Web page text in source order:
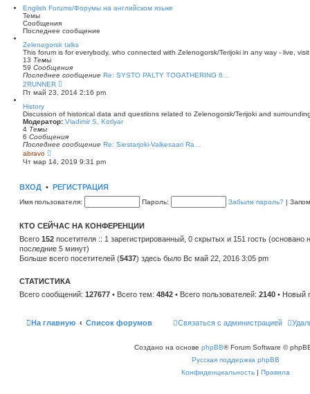
н
е
у
с
о
б
щ
е
н
и
ю
й
и
к
п
о
с
е
д
н
е
с
о
б
щ
н
English Forums/Форумы на английском языке
Темы
Сообщения
Последнее сообщение
Zelenogorsk talks
This forum is for everybody, who connected with Zelenogorsk/Terijoki in any way - live,
13 Темы
59 Сообщения
Последнее сообщение Re: SYSTO PALTY TOGATHERING 6…
2RUNNER
е
р
й
т
к
п
с
л
н
м
о
б
щ
е
ю
Пт май 23, 2014 2:16 pm
History
Discussion of historical data and questions related to Zelenogorsk/Terijoki and
Модератор: Vladimir S. Kotlyar
4 Темы
6 Сообщения
Последнее сообщение Re: Siestarjoki-Valkesaari Ra…
abravo
е
р
т
к
о
с
л
е
д
н
у
о
е
Чт мар 14, 2019 9:31 pm
ВХОД • РЕГИСТРАЦИЯ
Имя пользователя: Пароль: Забыли пароль? |
КТО СЕЙЧАС НА КОНФЕРЕНЦИИ
Всего 152 посетителя :: 1 зарегистрированный, 0 скрытых и 151 гость (основано
последние 5 минут)
Больше всего посетителей (5437) здесь было Вс май 22, 2016 3:05 pm
СТАТИСТИКА
Всего сообщений: 127677 • Всего тем: 4842 • Всего пользователей: 2140 • Новый
На главную Список форумов Связаться с администрацией
Создано на основе phpBB® Forum Software ©
Русская поддержка phpBB
Конфиденциальность | Правила